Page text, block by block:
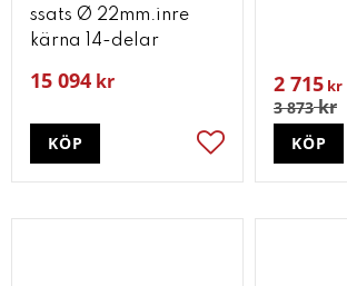
ssats Ø 22mm.inre
kärna 14-delar
15 094 kr
Lägg till i favoriter
KÖP
2 715 kr
3 873kr
KÖP